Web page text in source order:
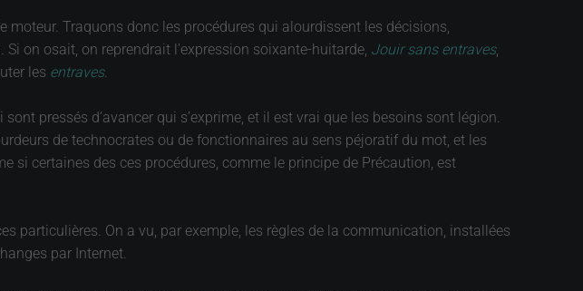
moteur. Traquons donc les procédures qui alourdissent les décisions,
on osait, on reprendrait l’expression soixante-huitarde, Jouir sans entraves,
les entraves.
pressés d’avancer qui s’exprime, et il est vrai que les besoins sont légion.
de technocrates ou de fonctionnaires au sens péjoratif du mot, et les
si certaines des ces procédures, comme le principe de Précaution, est
particulières. On a vu, par exemple, les règles de la communication, installées
par Internet.